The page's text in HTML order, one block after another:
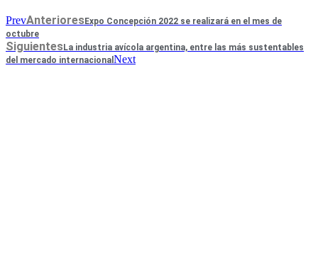
PrevAnterioresExpo Concepción 2022 se realizará en el mes de
octubre
SiguientesLa industria avícola argentina, entre las más sustentables
del mercado internacional Next